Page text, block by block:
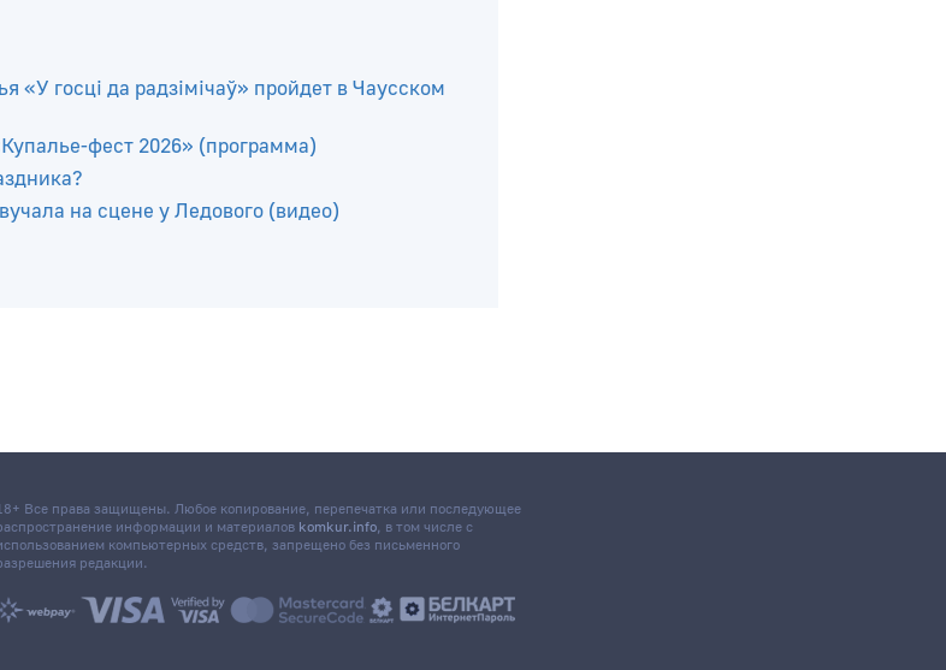
госці да радзімічаў» пройдет в Чаусском
фест 2026» (программа)
18+ Все права защищены. Любое копирование, перепечатка или последующее
распространение информации и материаловkomkur.info, в том числе с